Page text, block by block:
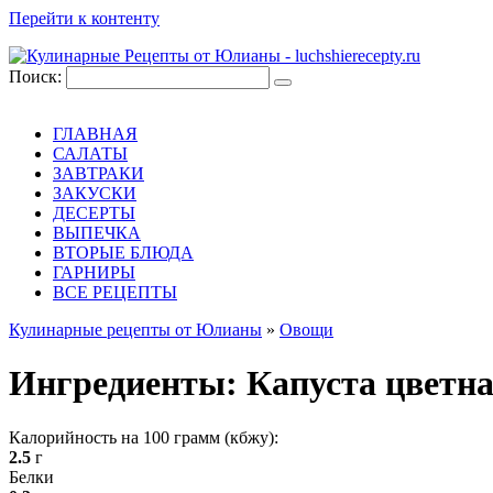
Перейти к контенту
Поиск:
ГЛАВНАЯ
САЛАТЫ
ЗАВТРАКИ
ЗАКУСКИ
ДЕСЕРТЫ
ВЫПЕЧКА
ВТОРЫЕ БЛЮДА
ГАРНИРЫ
ВСЕ РЕЦЕПТЫ
Кулинарные рецепты от Юлианы » Овощи
Ингредиенты: Капуста
Калорийность на 100 грамм (кбжу):
2.5 г
Белки